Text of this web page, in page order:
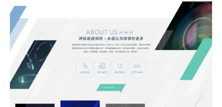
名稱
電話
高轉單行銷利器
製作流程
設計服務
版型挑選
網站設計
旅宿網站設計